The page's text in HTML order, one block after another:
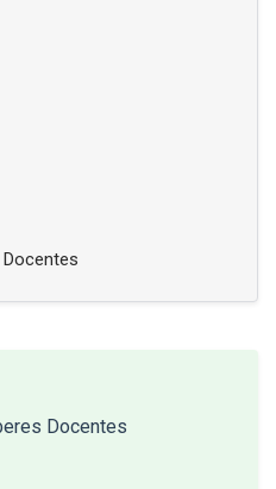
Docentes